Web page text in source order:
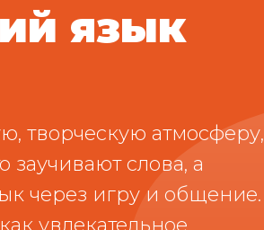
язык
творческую атмосферу,
заучивают слова, а
через игру и общение.
увлекательное